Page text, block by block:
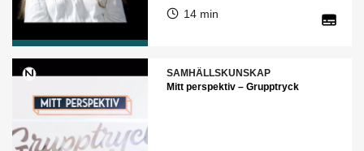
14 min
SAMHÄLLSKUNSKAP
Mitt perspektiv – Grupptryck